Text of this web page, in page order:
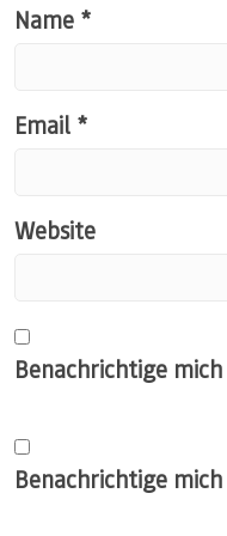
Name *
Email *
Website
Benachrichtige
Benachrichtige